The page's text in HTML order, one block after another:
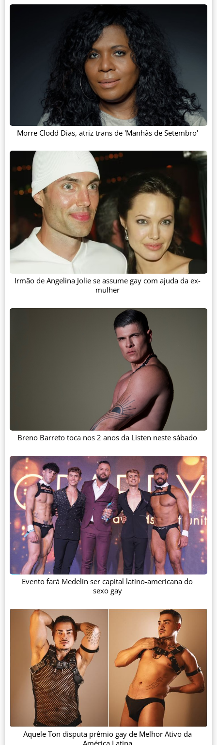
Morre Clodd Dias, atriz trans de 'Manhãs de Setembro'
Irmão de Angelina Jolie se assume gay com ajuda da ex-
mulher
Breno Barreto toca nos 2 anos da Listen neste sábado
Evento fará Medelín ser capital latino-americana do
sexo gay
Aquele Ton disputa prêmio gay de Melhor Ativo da
América Latina